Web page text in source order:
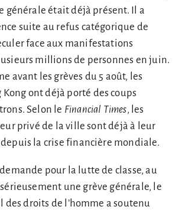
générale était déjà présent. Il a
suite au refus catégorique de
face aux manifestations
millions de personnes en juin.
avant les grèves du 5 août, les
Kong ont déjà porté des coups
Selon le Financial Times, les
privé de la ville sont déjà à leur
la crise financière mondiale.
pour la lutte de classe, au
sérieusement une grève générale, le
des droits de l’homme a soutenu